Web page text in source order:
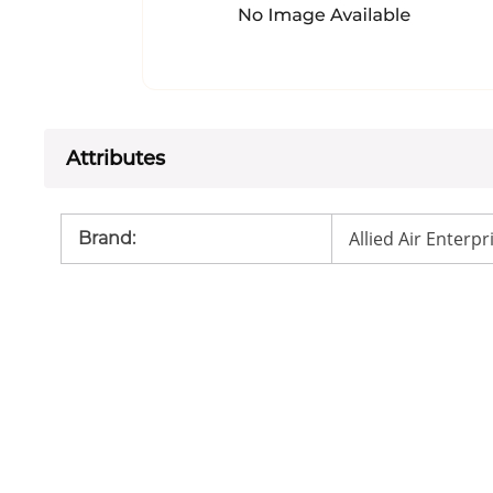
Attributes
Brand: Allied Air